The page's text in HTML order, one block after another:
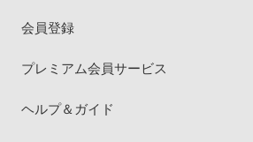
会員登録
プレミアム会員サービス
ヘルプ＆ガイド